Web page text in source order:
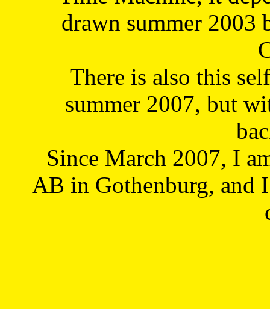
drawn summer 2003
There is also this
summer 2007, but
Since March 2007, I
AB in Gothenburg, and